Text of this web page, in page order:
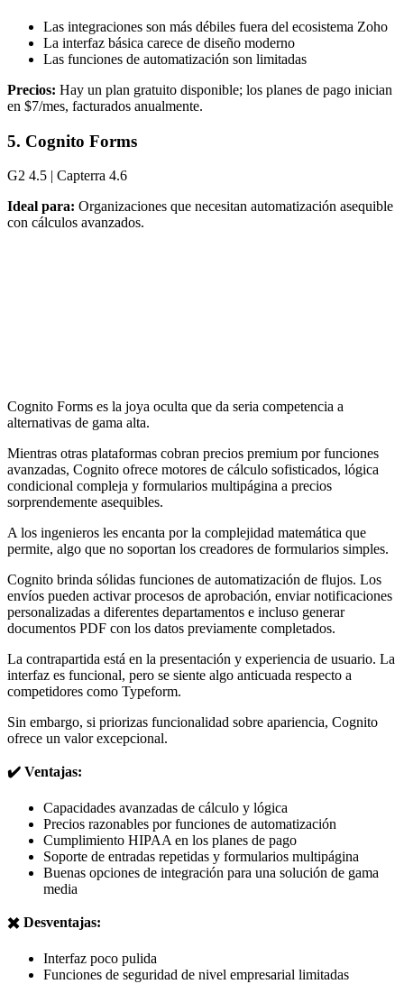
Las integraciones son más débiles fuera del ecosistema Zoho
La interfaz básica carece de diseño moderno
Las funciones de automatización son limitadas
Precios: Hay un plan gratuito disponible; los planes de pago inician
en $7/mes, facturados anualmente.
5. Cognito Forms
G2 4.5 | Capterra 4.6
Ideal para: Organizaciones que necesitan automatización asequible
con cálculos avanzados.
Cognito Forms es la joya oculta que da seria competencia a
alternativas de gama alta.
Mientras otras plataformas cobran precios premium por funciones
avanzadas, Cognito ofrece motores de cálculo sofisticados, lógica
condicional compleja y formularios multipágina a precios
sorprendemente asequibles.
A los ingenieros les encanta por la complejidad matemática que
permite, algo que no soportan los creadores de formularios simples.
Cognito brinda sólidas funciones de automatización de flujos. Los
envíos pueden activar procesos de aprobación, enviar notificaciones
personalizadas a diferentes departamentos e incluso generar
documentos PDF con los datos previamente completados.
La contrapartida está en la presentación y experiencia de usuario. La
interfaz es funcional, pero se siente algo anticuada respecto a
competidores como Typeform.
Sin embargo, si priorizas funcionalidad sobre apariencia, Cognito
ofrece un valor excepcional.
✔️ Ventajas:
Capacidades avanzadas de cálculo y lógica
Precios razonables por funciones de automatización
Cumplimiento HIPAA en los planes de pago
Soporte de entradas repetidas y formularios multipágina
Buenas opciones de integración para una solución de gama
media
✖️ Desventajas:
Interfaz poco pulida
Funciones de seguridad de nivel empresarial limitadas